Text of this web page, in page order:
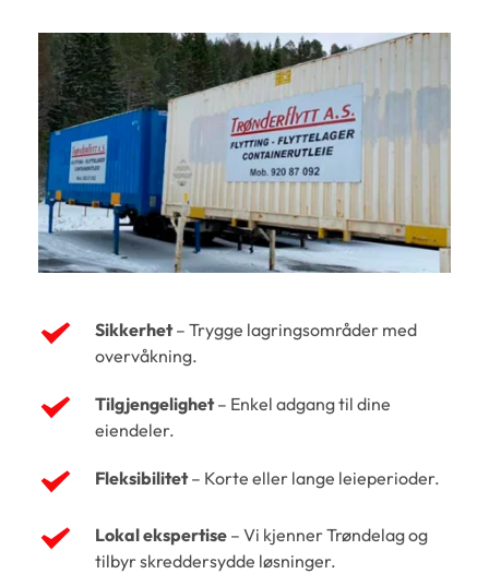
Sikkerhet – Trygge lagringsområder med
overvåkning.
Tilgjengelighet – Enkel adgang til dine
eiendeler.
Fleksibilitet – Korte eller lange leieperioder.
Lokal ekspertise – Vi kjenner Trøndelag og
tilbyr skreddersydde løsninger.